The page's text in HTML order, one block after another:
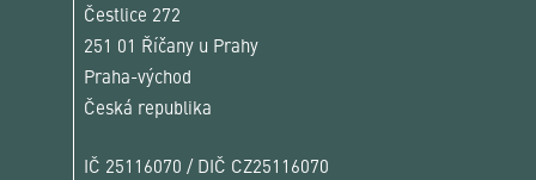
Čestlice 272
251 01 Říčany u Prahy
Praha-východ
Česká republika
IČ 25116070 / DIČ CZ25116070